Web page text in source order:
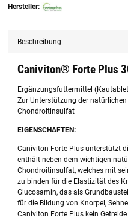
Hersteller:
Beschreibung
Caniviton® Forte Plus
Ergänzungsfuttermittel
Zur Unterstützung der
Chondroitinsulfat
EIGENSCHAFTEN:
Caniviton Forte Plus unterstützt
enthält neben dem wichtigen
Chondroitinsulfat, welches mit
zu binden für die Elastizität des
Glucosamin, das als
für die Bildung von Knorpel,
Caniviton Forte Plus kein